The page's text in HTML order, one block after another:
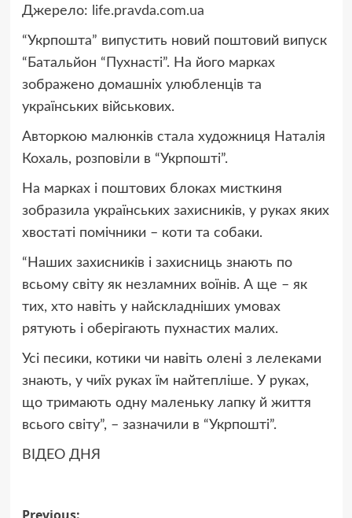
Джерело: life.pravda.com.ua
“Укрпошта” випустить новий поштовий випуск
“Батальйон “Пухнасті”. На його марках
зображено домашніх улюбленців та
українських військових.
Авторкою малюнків стала художниця Наталія
Кохаль, розповіли в “Укрпошті”.
На марках і поштових блоках мисткиня
зобразила українських захисників, у руках яких
хвостаті помічники – коти та собаки.
“Наших захисників і захисниць знають по
всьому світу як незламних воїнів. А ще – як
тих, хто навіть у найскладніших умовах
рятують і оберігають пухнастих малих.
Усі песики, котики чи навіть олені з лелеками
знають, у чиїх руках їм найтепліше. У руках,
що тримають одну маленьку лапку й життя
всього світу”, – зазначили в “Укрпошті”.
ВІДЕО ДНЯ